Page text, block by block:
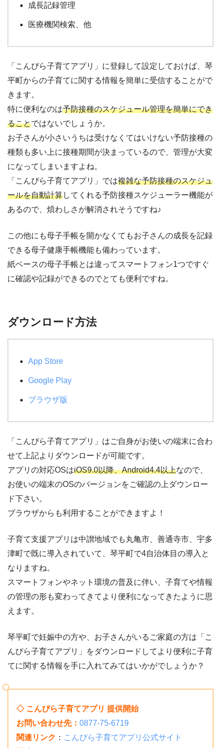
成長記録管理
医療機関検索、他
「こんぴら子育てアプリ」に登録して設定しておけば、琴
平町からの子育てに関する情報を簡単に受信することがで
きます。
特に便利なのは予防接種のスケジュール管理を簡単にでき
ることではないでしょうか。
お子さんが小さいうちは受けなくてはいけない予防接種の
種類も多い上に接種期間が決まっているので、管理が大変
になってしまいますよね。
「こんぴら子育てアプリ」では複雑な予防接種のスケジュ
ールを自動計算してくれる予防接種スケジューラー機能が
あるので、煩わしさが解消されそうですね♪
この他にも母子手帳を開かなくてもお子さんの成長を記録
できる母子健康手帳機能も備わっています。
紙ベースの母子手帳とは違ってスマートフォン1つですぐ
に確認や記録ができるのでとても便利ですね。
ダウンロード方法
App Store
Google Play
ブラウザ版
「こんぴら子育てアプリ」はご自身がお使いの端末に合わ
せて上記よりダウンロードが可能です。
アプリの対応OSはiOS9.0以降、Android4.4以上なので、
お使いの端末のOSのバージョンをご確認の上ダウンロー
ド下さい。
ブラウザからも利用することができますよ！
子育て支援アプリは中讃地域でも丸亀市、善通寺市、宇多
津町で既に導入されていて、琴平町で4自治体目の導入と
なりますね。
スマートフォンやネット環境の普及に伴い、子育てや情報
の管理の形も変わってきてより便利になってきたように思
えます。
琴平町で妊娠中の方や、お子さんがいるご家庭の方は「こ
んぴら子育てアプリ」をダウンロードしてより便利に子育
てに関する情報を手に入れてみてはいかがでしょうか？
◇ こんぴら子育てアプリ 提供開始
お問い合わせ先： 0877-75-6719
関連リンク ： こんぴら子育てアプリ公式サイト